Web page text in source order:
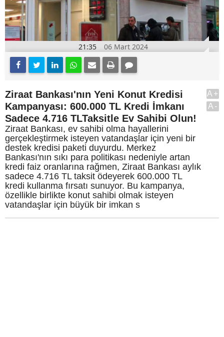
21:35 06 Mart 2024
Ziraat Bankası'nın Yeni Konut Kredisi
Kampanyası: 600.000 TL Kredi İmkanı
Sadece 4.716 TLTaksitle Ev Sahibi Olun!
Ziraat Bankası, ev sahibi olma hayallerini
gerçekleştirmek isteyen vatandaşlar için yeni bir
destek kredisi paketi duyurdu. Merkez
Bankası'nın sıkı para politikası nedeniyle artan
kredi faiz oranlarına rağmen, Ziraat Bankası aylık
sadece 4.716 TL taksit ödeyerek 600.000 TL
kredi kullanma fırsatı sunuyor. Bu kampanya,
özellikle birlikte konut sahibi olmak isteyen
vatandaşlar için büyük bir imkan s
A+
A-